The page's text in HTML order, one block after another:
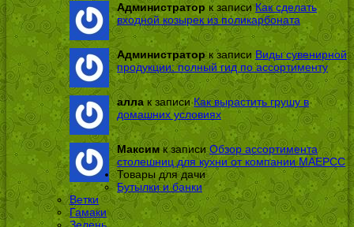
Администратор к записиКак сделать
входной козырек из поликарбоната
Администраторк записи Виды сувенирной
продукции: полный гид по ассортименту
аллак записиКак вырастить грушу в
домашних условиях
Максимк записиОбзор ассортимента
столешниц для кухни от компании МАЕРСС
Товары для дачи
Бутылки и банки
Ветки
Гамаки